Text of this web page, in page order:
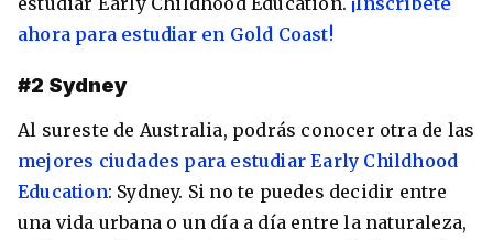
ahora para estudiar en Gold Coast!
#2 Sydney
Al sureste de Australia, podrás conocer otra de las
mejores ciudades para estudiar Early Childhood
Education: Sydney. Si no te puedes decidir entre
una vida urbana o un día a día entre la naturaleza,